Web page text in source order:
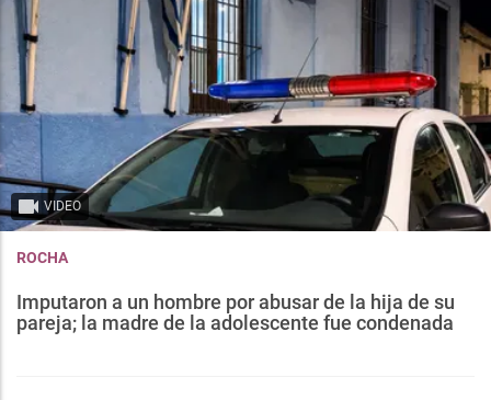
VIDEO
ROCHA
Imputaron a un hombre por abusar de la hija de su
pareja; la madre de la adolescente fue condenada